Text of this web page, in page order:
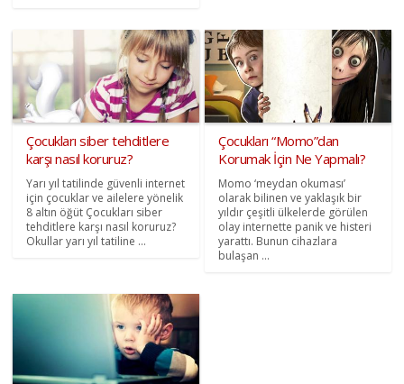
Çocukları siber tehditlere
karşı nasıl koruruz?
Yarı yıl tatilinde güvenli internet
için çocuklar ve ailelere yönelik
8 altın öğüt Çocukları siber
tehditlere karşı nasıl koruruz?
Okullar yarı yıl tatiline ...
Çocukları “Momo”dan
Korumak İçin Ne Yapmalı?
Momo ‘meydan okuması’
olarak bilinen ve yaklaşık bir
yıldır çeşitli ülkelerde görülen
olay internette panik ve histeri
yarattı. Bunun cihazlara
bulaşan ...